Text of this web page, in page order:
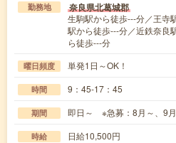
勤務地 奈良県北葛城郡
生駒駅から徒歩---分／王寺
駅から徒歩---分／近鉄奈良
ら徒歩---分
曜日頻度 単発1日～OK！
時間 9：45-17：45
期間 即日～ ※急募：8月～、9月
時給 日給10,500円